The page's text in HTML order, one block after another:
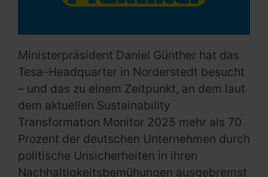
Ministerpräsident Daniel Günther hat das
Tesa-Headquarter in Norderstedt besucht
– und das zu einem Zeitpunkt, an dem laut
dem aktuellen Sustainability
Transformation Monitor 2025 mehr als 70
Prozent der deutschen Unternehmen durch
politische Unsicherheiten in ihren
Nachhaltigkeitsbemühungen ausgebremst